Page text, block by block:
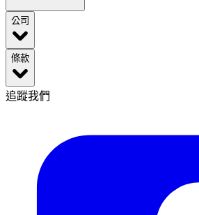
公司
條款
追蹤我們